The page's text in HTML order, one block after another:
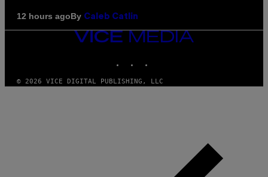
12 hours agoBy Caleb Catlin
VICE
MEDIA
© 2026 VICE DIGITAL PUBLISHING, LLC